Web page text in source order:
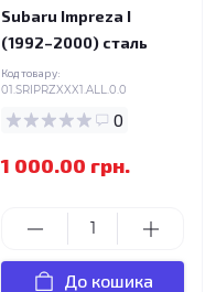
Subaru Impreza I
(1992–2000) сталь
Код товару:
01.SRIPRZXXX1.ALL.0.0
0
1 000.00 грн.
До кошика